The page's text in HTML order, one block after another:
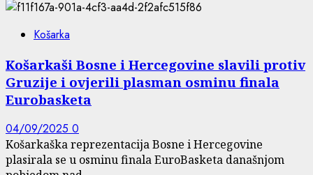
Košarka
Košarkaši Bosne i Hercegovine slavili protiv
Gruzije i ovjerili plasman osminu finala
Eurobasketa
04/09/2025 0
Košarkaška reprezentacija Bosne i Hercegovine
plasirala se u osminu finala EuroBasketa današnjom